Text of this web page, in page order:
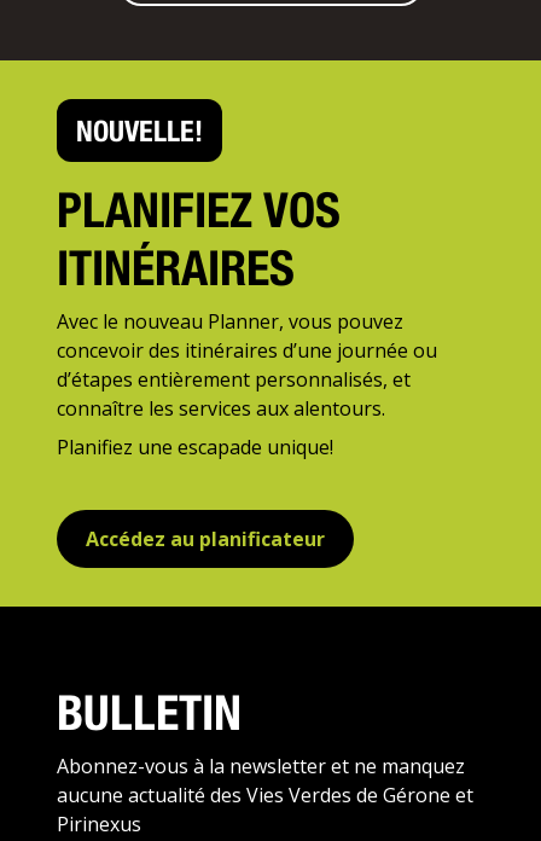
NOUVELLE!
PLANIFIEZ VOS
ITINÉRAIRES
Avec le nouveau Planner, vous pouvez
concevoir des itinéraires d’une journée ou
d’étapes entièrement personnalisés, et
connaître les services aux alentours.
Planifiez une escapade unique!
Accédez au planificateur
BULLETIN
Abonnez-vous à la newsletter et ne manquez
aucune actualité des Vies Verdes de Gérone et
Pirinexus